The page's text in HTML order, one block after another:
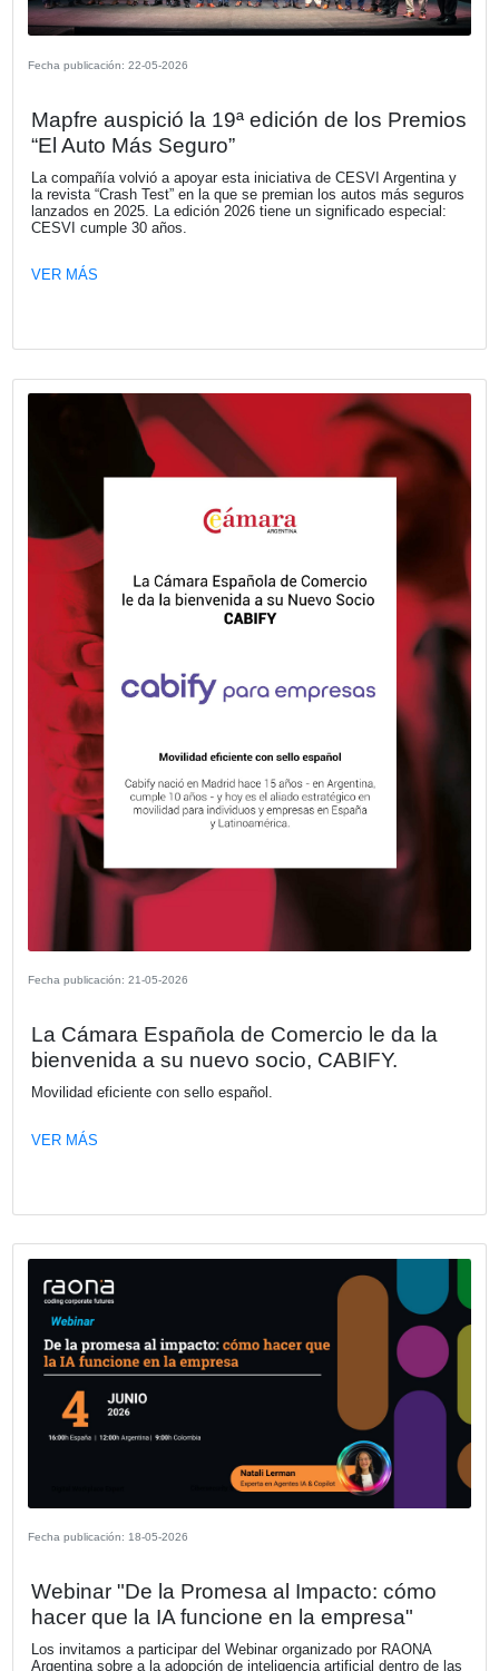
Fecha publicación: 02-06-2026
Del proyecto digital al cambio real:
procesos y adopción como motores
transformación efectiva
En este webinar vamos a analizar por qué muchas
transformación digital no alcanzan los resultados
incluso cuando la tecnología elegida es la correcta.
VER MÁS